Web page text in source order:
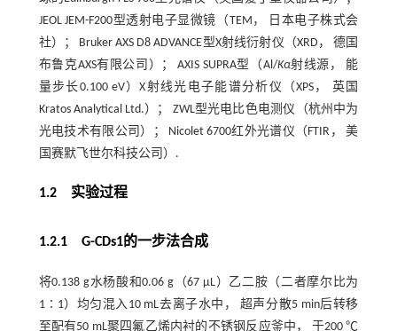
JEOL JEM-F200型透射电子显微镜（TEM， 日本电子株式会
社）； Bruker AXS D8 ADVANCE型X射线衍射仪（XRD， 德国
布鲁克AXS有限公司）； AXIS SUPRA型（Al/Kα射线源， 能
量步长0.100 eV）X射线光电子能谱分析仪（XPS， 英国
Kratos Analytical Ltd.）； ZWL型光电比色电测仪（杭州中为
光电技术有限公司）； Nicolet 6700红外光谱仪（FTIR， 美
国赛默飞世尔科技公司）.
1.2 实验过程
1.2.1 G-CDs1的一步法合成
将0.138 g水杨酸和0.06 g（67 μL）乙二胺（二者摩尔比为
1∶1）均匀混入10 mL去离子水中， 超声分散5 min后转移
至配有50 mL聚四氟乙烯内衬的不锈钢反应釜中， 于200 ℃